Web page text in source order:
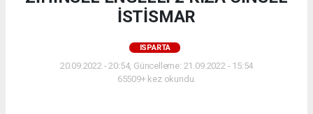
İSTİSMAR
ISPARTA
20.09.2022 - 20:54, Güncelleme: 21.09.2022 - 15:54
65509+ kez okundu.